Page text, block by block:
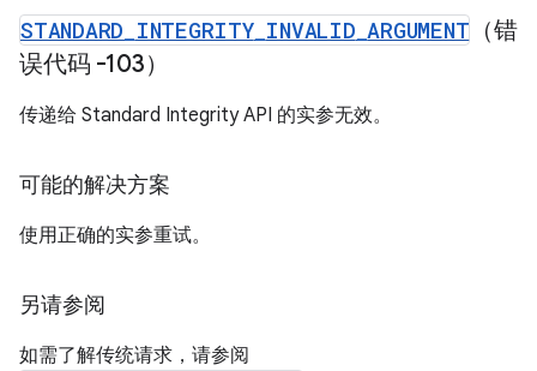
STANDARD INTEGRITY_ INVALID _ARGUMENT （错
误代码 -103）
传递给 Standard Integrity API 的实参无效。
可能的解决方案
使用正确的实参重试。
另请参阅
如需了解传统请求，请参阅